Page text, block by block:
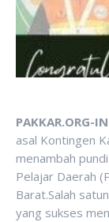
PAKKAR.ORG-
asal Kontingen
menambah
Pelajar Daerah
Barat.Salah
yang sukses